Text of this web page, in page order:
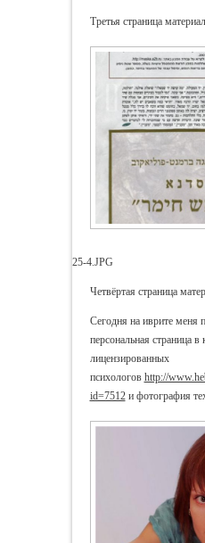
Третья страница
25-4.JPG
Четвёртая страница
Сегодня на иврите меня
персональная страница в
лицензированных
психологов http://
id=7512и фотография